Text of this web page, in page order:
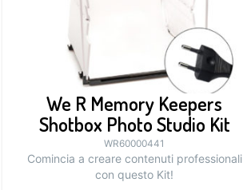
We R Memory Keepers
Shotbox Photo Studio Kit
WR60000441
Comincia a creare contenuti professionali
con questo Kit!